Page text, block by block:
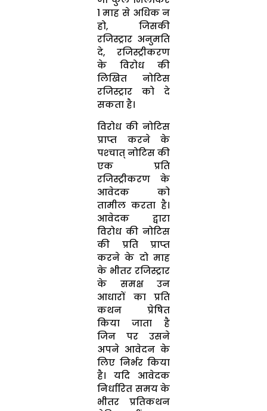
1 माह से अधिक न
हो, जिसकी
रजिस्‍ट्रार अनुमति
दे, रजिस्‍ट्रीकरण
के विरोध की
लिखित नोटिस
रजिस्‍ट्रार को दे
सकता है।
विरोध की नोटिस
प्राप्‍त करने के
पश्‍चात् नोटिस की
एक प्रति
रजिस्‍ट्रीकरण के
आवेदक को
तामील करता है।
आवेदक द्वारा
विरोध की नोटिस
की प्रति प्राप्‍त
करने के दो माह
के भीतर रजिस्‍ट्रार
के समक्ष उन
आधारों का प्रति
कथन प्रेषित
किया जाता है
जिन पर उसने
अपने आवेदन के
लिए निर्भर किया
है। यदि आवेदक
निर्धारित समय के
भीतर प्रतिकथन